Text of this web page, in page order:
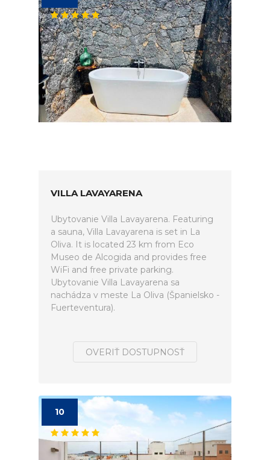
VILLA LAVAYARENA
Ubytovanie Villa Lavayarena. Featuring
a sauna, Villa Lavayarena is set in La
Oliva. It is located 23 km from Eco
Museo de Alcogida and provides free
WiFi and free private parking.
Ubytovanie Villa Lavayarena sa
nachádza v meste La Oliva (Španielsko -
Fuerteventura).
OVERIŤ DOSTUPNOSŤ
10